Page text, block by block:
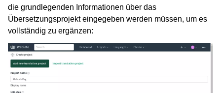
die grundlegenden Informationen über das
Übersetzungsprojekt eingegeben werden müssen, um es
vollständig zu ergänzen: